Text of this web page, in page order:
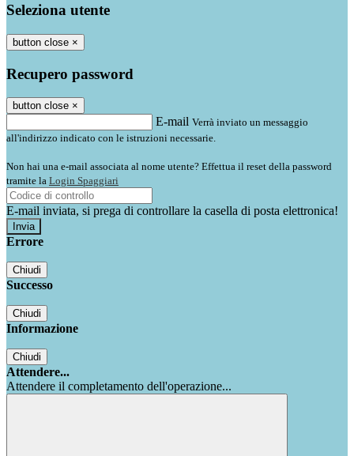
Seleziona utente
button close ×
Recupero password
button close ×
E-mail Verrà inviato un messaggio
all'indirizzo indicato con le istruzioni necessarie.
Non hai una e-mail associata al nome utente? Effettua il reset della password
tramite la Login Spaggiari
E-mail inviata, si prega di controllare la casella di posta elettronica!
Errore
Chiudi
Successo
Chiudi
Informazione
Chiudi
Attendere...
Attendere il completamento dell'operazione...